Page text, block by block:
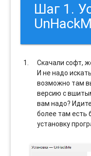
Шаг 1.
Скачали софт,
И не надо
возможно там
версию с
вам надо?
более там есть
установку